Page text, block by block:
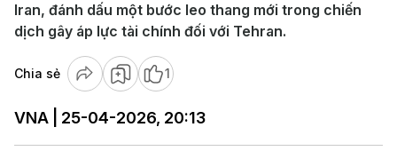
Iran, đánh dấu một bước leo thang mới trong chiến
dịch gây áp lực tài chính đối với Tehran.
Chia sẻ 1
VNA | 25-04-2026, 20:13